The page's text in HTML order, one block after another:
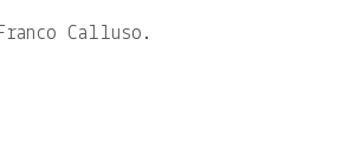
Calluso.